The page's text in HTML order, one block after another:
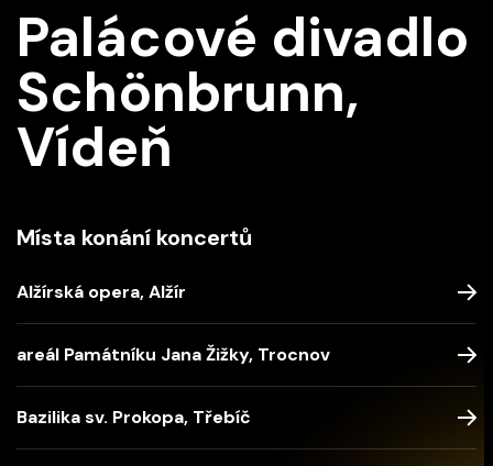
Palácové divadlo
Schönbrunn,
Vídeň
Místa konání koncertů
Alžírská opera, Alžír
areál Památníku Jana Žižky, Trocnov
Bazilika sv. Prokopa, Třebíč